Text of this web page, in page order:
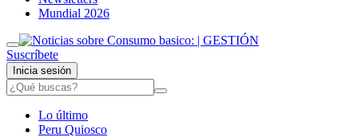
Mundial 2026
Suscríbete
Inicia sesión
Lo último
Peru Quiosco